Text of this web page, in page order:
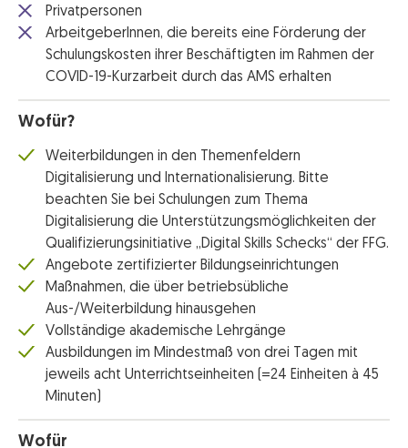
Privatpersonen
ArbeitgeberInnen, die bereits eine Förderung der
Schulungskosten ihrer Beschäftigten im Rahmen der
COVID-19-Kurzarbeit durch das AMS erhalten
Wofür?
Weiterbildungen in den Themenfeldern
Digitalisierung und Internationalisierung. Bitte
beachten Sie bei Schulungen zum Thema
Digitalisierung die Unterstützungsmöglichkeiten der
Qualifizierungsinitiative „Digital Skills Schecks“ der FFG.
Angebote zertifizierter Bildungseinrichtungen
Maßnahmen, die über betriebsübliche
Aus-/Weiterbildung hinausgehen
Vollständige akademische Lehrgänge
Ausbildungen im Mindestmaß von drei Tagen mit
jeweils acht Unterrichtseinheiten (=24 Einheiten à 45
Minuten)
Wofür